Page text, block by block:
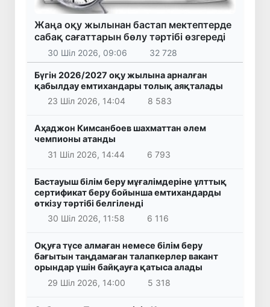
Жаңа оқу жылынан бастап мектептерде
сабақ сағаттарын бөлу тәртібі өзгереді
30 Шіл 2026, 09:06 32 728
Бүгін 2026/2027 оқу жылына арналған
қабылдау емтихандары толық аяқталады
23 Шіл 2026, 14:04
8 583
Аҳаджон Кимсанбоев шахматтан әлем
чемпионы атанды
31 Шіл 2026, 14:44
6 793
Бастауыш білім беру мұғалімдеріне ұлттық
сертификат беру бойынша емтихандарды
өткізу тәртібі белгіленді
30 Шіл 2026, 11:58
6 116
Оқуға түсе алмаған немесе білім беру
бағытын таңдамаған талапкерлер вакант
орындар үшін байқауға қатыса алады
29 Шіл 2026, 14:00
5 318